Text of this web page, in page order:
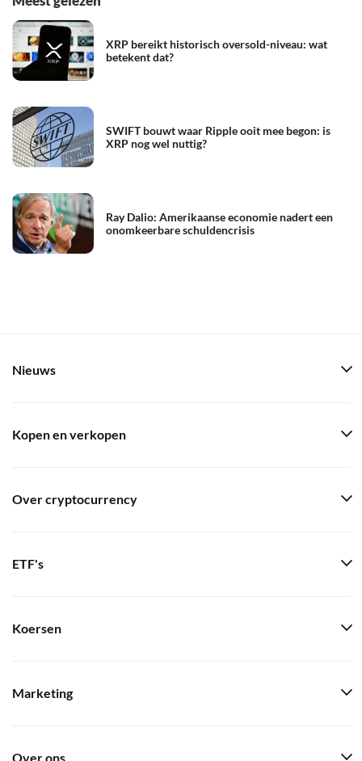
XRP bereikt historisch oversold-niveau: wat
betekent dat?
SWIFT bouwt waar Ripple ooit mee begon: is
XRP nog wel nuttig?
Ray Dalio: Amerikaanse economie nadert een
onomkeerbare schuldencrisis
Nieuws
Kopen en verkopen
Over cryptocurrency
ETF's
Koersen
Marketing
Over ons